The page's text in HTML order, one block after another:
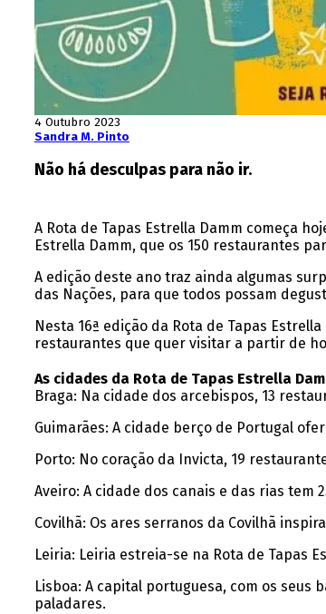
4 Outubro 2023
Sandra M. Pinto
Não há desculpas para não ir.
A Rota de Tapas Estrella Damm começa
Estrella Damm, que os 150 restaurantes
A edição deste ano traz ainda algumas
das Nações, para que todos possam
Nesta 16ª edição da Rota de Tapas
restaurantes que quer visitar a partir de
As cidades da Rota de Tapas Estrella
Braga: Na cidade dos arcebispos, 13
Guimarães: A cidade berço de Portugal
Porto: No coração da Invicta, 19
Aveiro: A cidade dos canais e das rias
Covilhã: Os ares serranos da Covilhã
Leiria: Leiria estreia-se na Rota de Tapas
Lisboa: A capital portuguesa, com os
paladares.